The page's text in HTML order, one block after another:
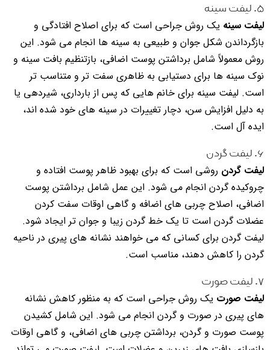
۵. لیفت سینه
لیفت سینه یک روش جراحی است که برای اصلاح افتادگی و
بازگرداندن شکل جوان و طبیعی به سینه ها انجام می شود. این
روش معمولاً شامل برداشتن پوست اضافی، بازتنظیم بافت سینه و
نوک سینه ها برای دستیابی به ظاهری سفت تر و متناسب تر
است. لیفت سینه برای خانم هایی که پس از بارداری، شیردهی یا
به دلیل افزایش سن، دچار تغییرات در سینه های خود شده اند،
ایده آل است.
۶. لیفت گردن
لیفت گردن روشی است که برای بهبود ظاهر پوست افتاده و
چروکیده گردن انجام می شود. این عمل شامل برداشتن پوست
اضافی، اصلاح چربی های اضافه و گاهی اوقات سفت کردن
عضلات گردن است تا یک خط گردن زیبا و جوان تر ایجاد شود.
لیفت گردن برای کسانی که می خواهند نشانه های پیری در ناحیه
گردن را کاهش دهند، مناسب است.
۷. لیفت صورت
لیفت صورت یک روش جراحی است که به منظور کاهش نشانه
های پیری در صورت و گردن انجام می شود. این شامل کشیدن
پوست صورت و گردن، برداشتن چربی های اضافی، و گاهی اوقات